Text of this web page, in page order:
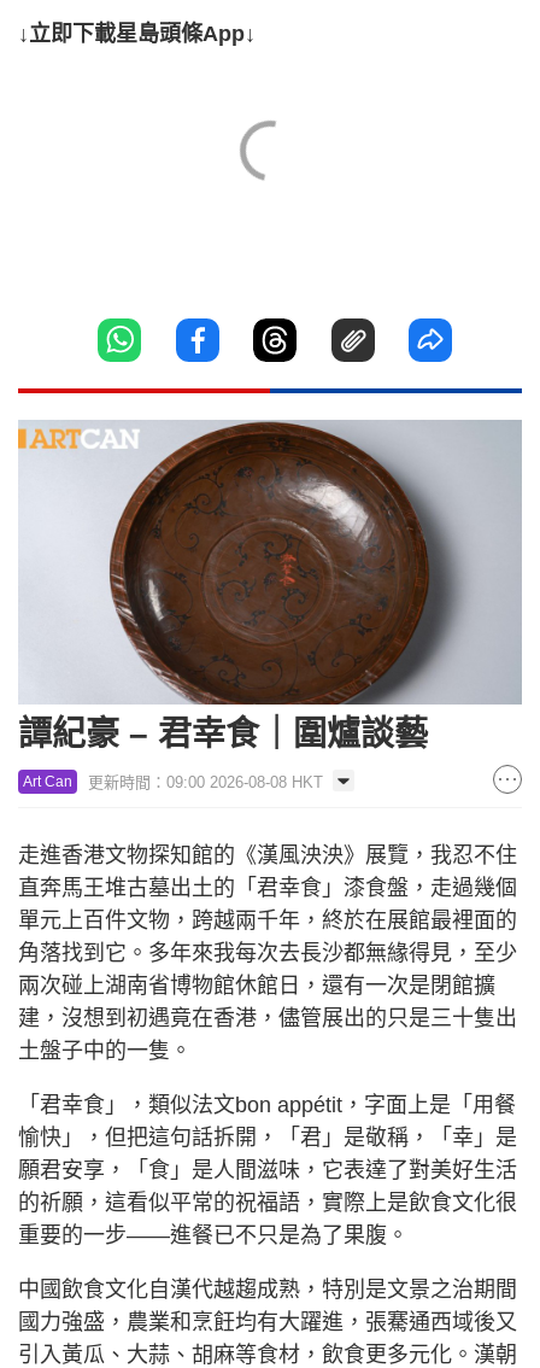
↓立即下載星島頭條App↓
譚紀豪 – 君幸食｜圍爐談藝
Art Can 更新時間：09:00 2026-08-08 HKT
走進香港文物探知館的《漢風泱泱》展覽，我忍不住
直奔馬王堆古墓出土的「君幸食」漆食盤，走過幾個
單元上百件文物，跨越兩千年，終於在展館最裡面的
角落找到它。多年來我每次去長沙都無緣得見，至少
兩次碰上湖南省博物館休館日，還有一次是閉館擴
建，沒想到初遇竟在香港，儘管展出的只是三十隻出
土盤子中的一隻。
「君幸食」，類似法文bon appétit，字面上是「用餐
愉快」，但把這句話拆開，「君」是敬稱，「幸」是
願君安享，「食」是人間滋味，它表達了對美好生活
的祈願，這看似平常的祝福語，實際上是飲食文化很
重要的一步——進餐已不只是為了果腹。
中國飲食文化自漢代越趨成熟，特別是文景之治期間
國力強盛，農業和烹飪均有大躍進，張騫通西域後又
引入黃瓜、大蒜、胡麻等食材，飲食更多元化。漢朝